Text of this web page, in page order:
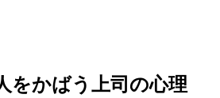
をかばう上司の心理